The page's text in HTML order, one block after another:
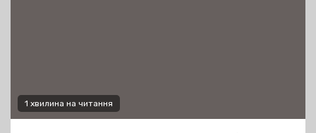
1 хвилина на читання